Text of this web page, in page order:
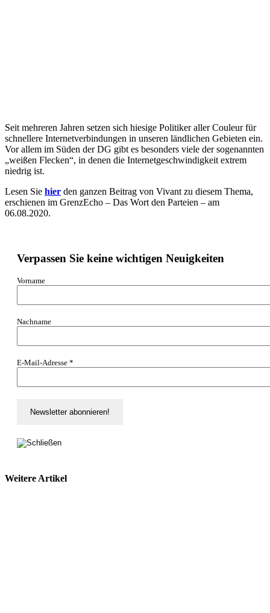
Seit mehreren Jahren setzen sich hiesige Politiker aller Couleur für
schnellere Internetverbindungen in unseren ländlichen Gebieten ein.
Vor allem im Süden der DG gibt es besonders viele der sogenannten
„weißen Flecken“, in denen die Internetgeschwindigkeit extrem
niedrig ist.
Lesen Sie hier den ganzen Beitrag von Vivant zu diesem Thema,
erschienen im GrenzEcho – Das Wort den Parteien – am
06.08.2020.
Verpassen Sie keine wichtigen Neuigkeiten
Vorname
Nachname
E-Mail-Adresse *
Weitere Artikel